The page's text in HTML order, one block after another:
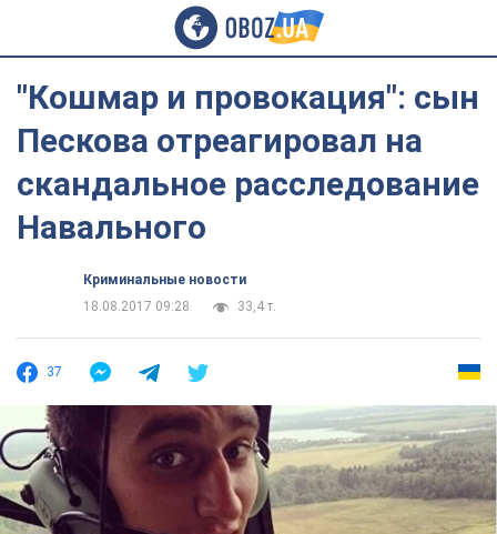
"Кошмар и провокация": сын
Пескова отреагировал на
скандальное расследование
Навального
Криминальные новости
18.08.2017 09:28
33,4 т.
37